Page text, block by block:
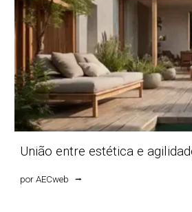
União entre estética e
por AECweb ⭢